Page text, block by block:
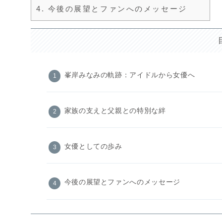
4. 今後の展望とファンへのメッセージ
峯岸みなみの軌跡：アイドルから女優へ
家族の支えと父親との特別な絆
女優としての歩み
今後の展望とファンへのメッセージ